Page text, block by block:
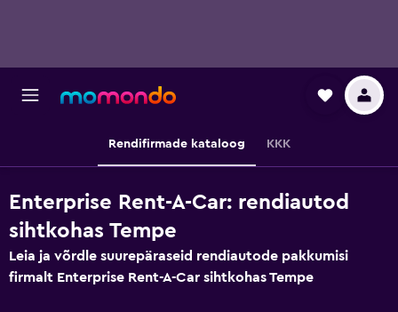
Rendifirmade kataloog KKK
Enterprise Rent-A-Car: rendiautod
sihtkohas Tempe
Leia ja võrdle suurepäraseid rendiautode pakkumisi
firmalt Enterprise Rent-A-Car sihtkohas Tempe